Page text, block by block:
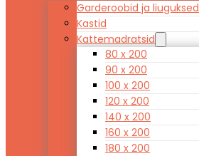
Garderoobid ja liuguksed
Kastid
Kattemadratsid
80 x 200
90 x 200
100 x 200
120 x 200
140 x 200
160 x 200
180 x 200